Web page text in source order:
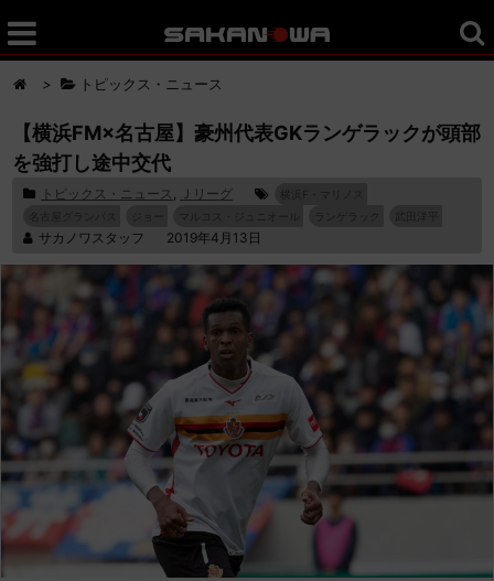
> トピックス・ニュース
【横浜FM×名古屋】豪州代表GKランゲラックが頭部
を強打し途中交代
トピックス・ニュース , Ｊリーグ
サカノワスタッフ 2019年4月13日